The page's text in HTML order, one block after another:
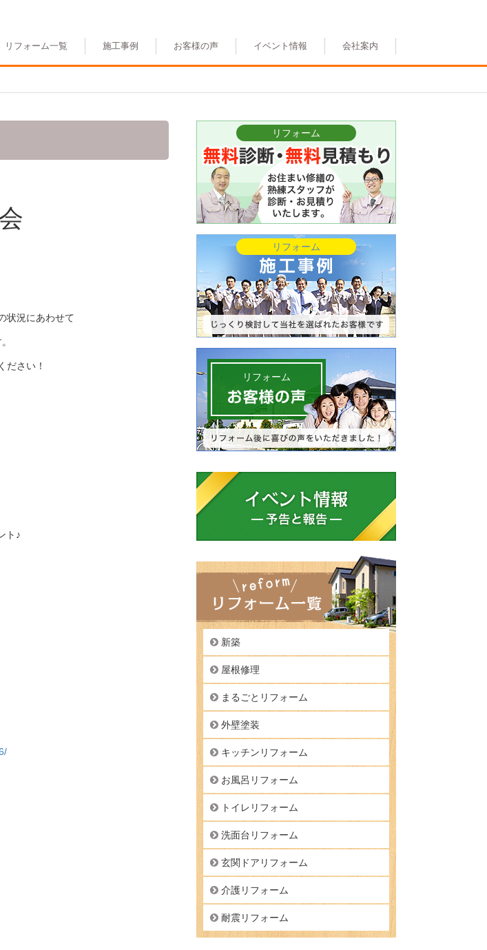
リフォーム一覧 施工事例 お客様の声 イベント情報 会社案内
状況にあわせて
ださい！
ト♪
リフォーム
リフォーム
リフォーム
新築
屋根修理
まるごとリフォーム
外壁塗装
キッチンリフォーム
お風呂リフォーム
トイレリフォーム
洗面台リフォーム
玄関ドアリフォーム
介護リフォーム
耐震リフォーム